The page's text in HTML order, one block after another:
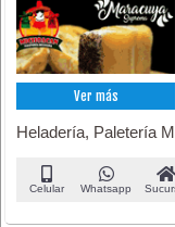
Ver más
Heladería, Paletería
Celular Whatsapp